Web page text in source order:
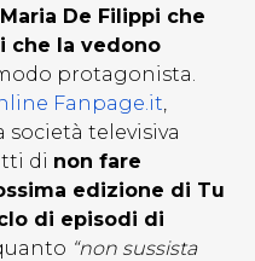
De Filippi che
che la vedono
protagonista.
Fanpage.it,
televisiva
di non fare
edizione di Tu
di episodi di
“non sussista